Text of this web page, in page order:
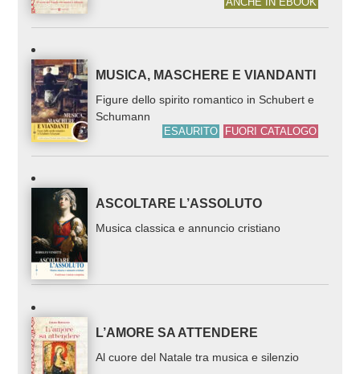
MUSICA, MASCHERE E VIANDANTI
Figure dello spirito romantico in Schubert e
Schumann
ESAURITO FUORI CATALOGO
ASCOLTARE L’ASSOLUTO
Musica classica e annuncio cristiano
L’AMORE SA ATTENDERE
Al cuore del Natale tra musica e silenzio